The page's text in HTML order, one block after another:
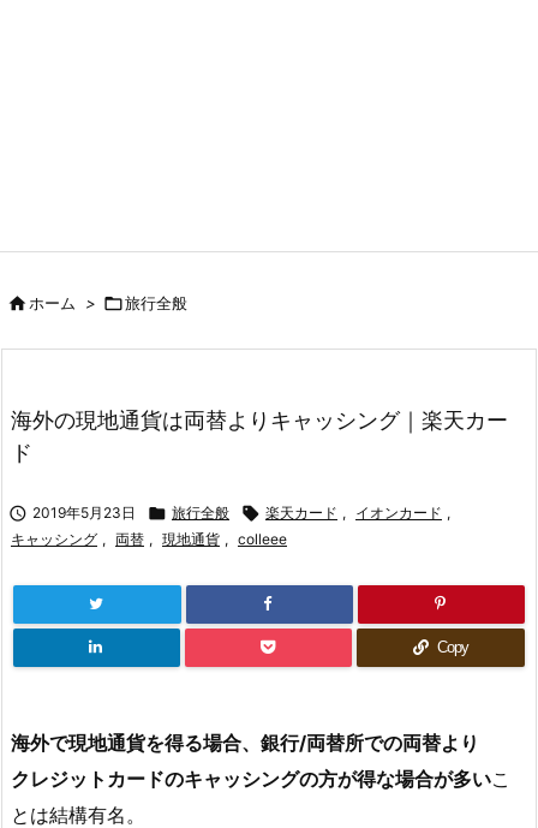
ホーム > 旅行全般
海外の現地通貨は両替よりキャッシング｜楽天カー
ド
 2019年5月23日  旅行全般  楽天カード , イオンカード ,
キャッシング , 両替 , 現地通貨 , colleee
Copy
海外で現地通貨を得る場合、銀行/両替所での両替より
クレジットカードのキャッシングの方が得な場合が多いこ
とは結構有名。